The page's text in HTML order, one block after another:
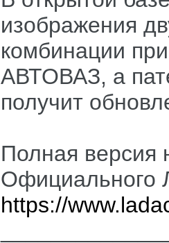
изображения
комбинации
АВТОВАЗ, а
получит
Полная версия
Официального
https://